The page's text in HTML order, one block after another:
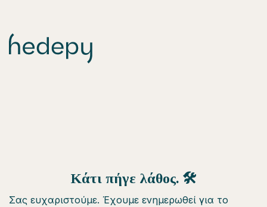
Κάτι πήγε λάθος. 🛠
Σας ευχαριστούμε. Έχουμε ενημερωθεί για το